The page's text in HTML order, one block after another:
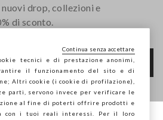
drop, collezioni e
di sconto.
tecnici e di prestazione anonimi,
il funzionamento del sito e di
Altri cookie (i cookie di profilazione),
parti, servono invece per verificare le
al fine di poterti offrire prodotti e
con i tuoi reali interessi. Per il loro
Continua senza accettare